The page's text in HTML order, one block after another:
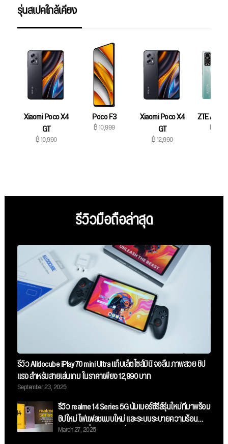
รุ่นสเปคใกล้เคียง
Xiaomi Poco X4
GT
฿ 10,990
Poco F3
฿ 10,999
Xiaomi Poco X4
GT
฿ 12,990
ZTE Axon
฿
รีวิวมือถือล่าสุด
รีวิว Alldocube iPlay 70 mini Ultra แท็บเล็ตไซส์มินิ จอลื่น ภาพสวย ชิป
แรง สำหรับสายเล่นเกม ในราคาเพียง 12,990 บาท
September 23, 2025
รีวิว realme 14 Series 5G นัมเบอร์ซีรี่ส์รุ่นใหม่ที่มาพร้อม
ชิปใหม่ ไฟแฟลชแบบใหม่ และระบบระบายความร้อน
ขนาดใหญ่ที่สุด ในราคาเริ่มต้น 11,999 บาท
March 27, 2025